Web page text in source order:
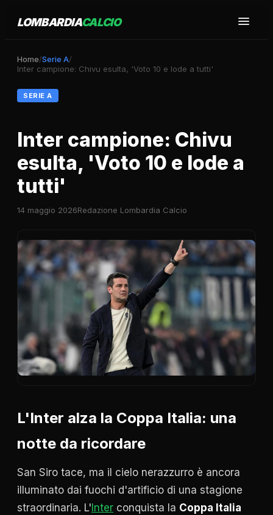
LOMBARDIACALCIO
Home/Serie A/
Inter campione: Chivu esulta, 'Voto 10 e lode a tutti'
SERIE A
Inter campione: Chivu
esulta, 'Voto 10 e lode a
tutti'
14 maggio 2026Redazione Lombardia Calcio
L'Inter alza la Coppa Italia: una
notte da ricordare
San Siro tace, ma il cielo nerazzurro è ancora
illuminato dai fuochi d'artificio di una stagione
straordinaria. L' Inter conquista la Coppa Italia